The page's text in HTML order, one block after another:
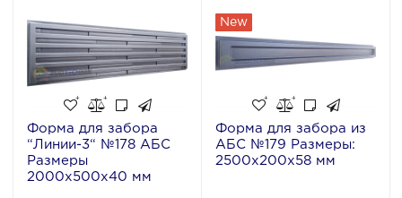
Форма для забора
“Линии-3“ №178 АБС
Размеры
2000х500х40 мм
New
Форма для забора из
АБС №179 Размеры:
2500х200х58 мм